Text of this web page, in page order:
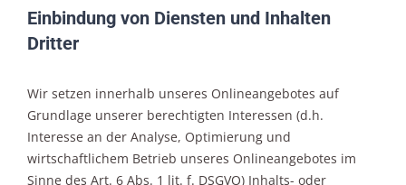
Einbindung von Diensten und Inhalten
Dritter
Wir setzen innerhalb unseres Onlineangebotes auf
Grundlage unserer berechtigten Interessen (d.h.
Interesse an der Analyse, Optimierung und
wirtschaftlichem Betrieb unseres Onlineangebotes im
Sinne des Art. 6 Abs. 1 lit. f. DSGVO) Inhalts- oder